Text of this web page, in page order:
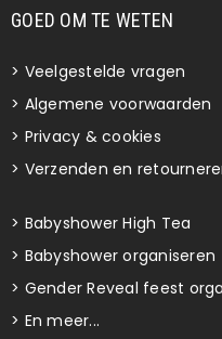
GOED OM TE WETEN
> Veelgestelde vragen
> Algemene voorwaarden
> Privacy & cookies
> Verzenden en
> Babyshower High Tea
> Babyshower organiseren
> Gender Reveal feest
> En meer...